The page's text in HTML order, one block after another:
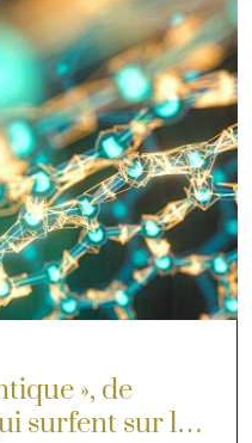
», de
surfent sur les